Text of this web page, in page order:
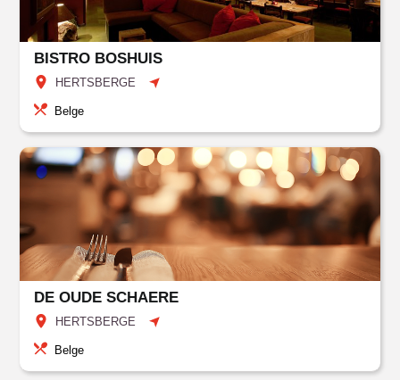
BISTRO BOSHUIS
HERTSBERGE
Belge
DE OUDE SCHAERE
HERTSBERGE
Belge